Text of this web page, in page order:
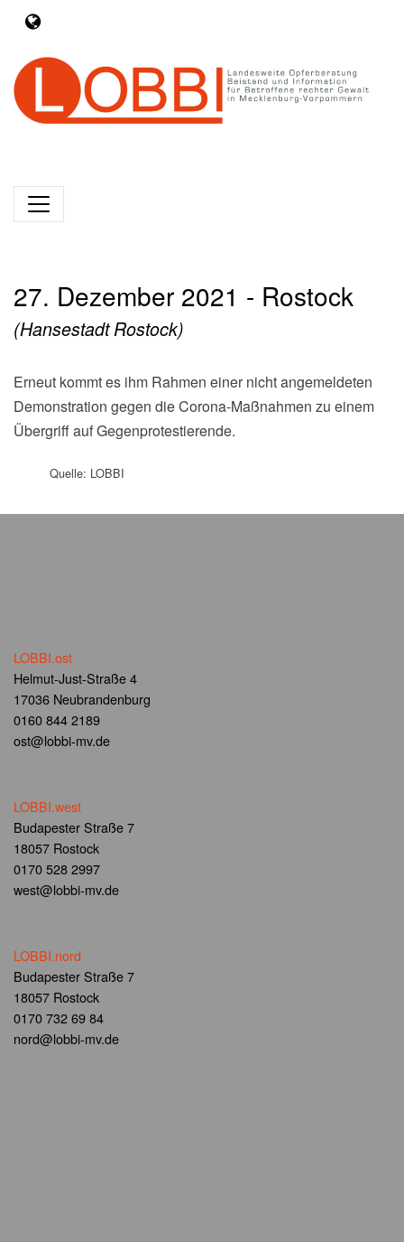
27. Dezember 2021 - Rostock
(Hansestadt Rostock)
Erneut kommt es ihm Rahmen einer nicht angemeldeten
Demonstration gegen die Corona-Maßnahmen zu einem
Übergriff auf Gegenprotestierende.
Quelle: LOBBI
LOBBI.ost
Helmut-Just-Straße 4
17036 Neubrandenburg
0160 844 2189
ost@lobbi-mv.de
LOBBI.west
Budapester Straße 7
18057 Rostock
0170 528 2997
west@lobbi-mv.de
LOBBI.nord
Budapester Straße 7
18057 Rostock
0170 732 69 84
nord@lobbi-mv.de